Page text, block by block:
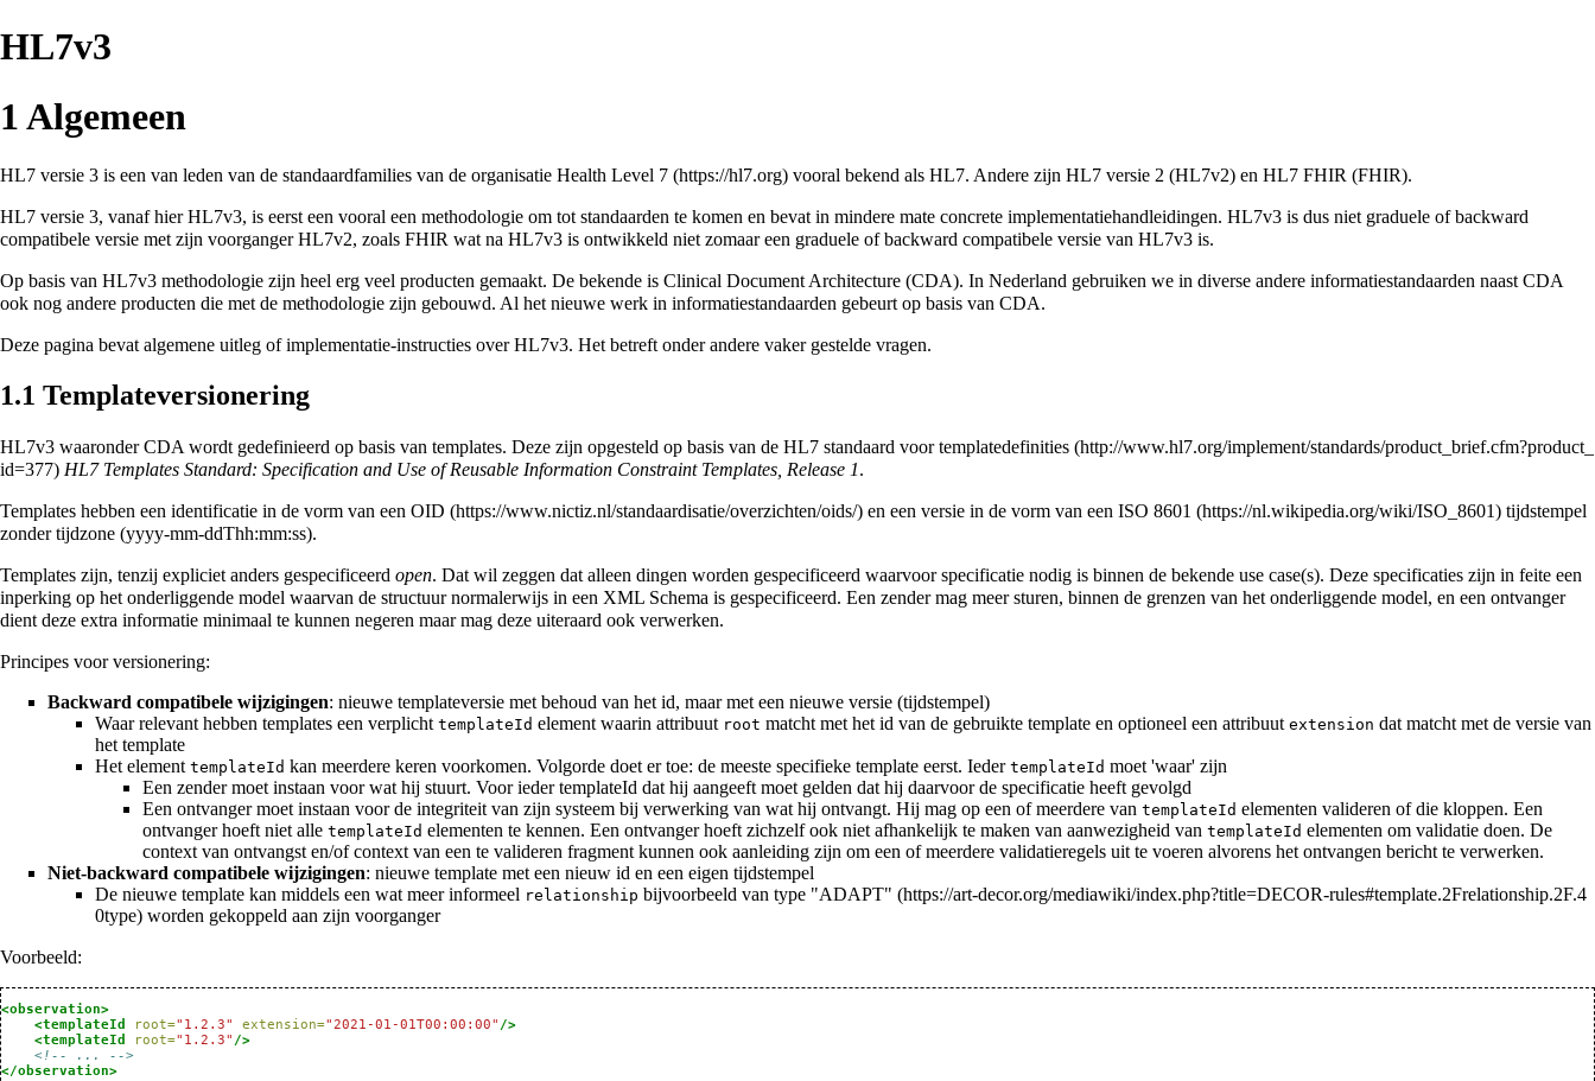
HL7v3
1Algemeen
HL7 versie 3 is een van leden van de standaardfamilies van de organisatie Health Level 7 vooral bekend als HL7. Andere zijn HL7 versie 2 (HL7v2) en HL7 FHIR (FHIR).
HL7 versie 3, vanaf hier HL7v3, is eerst een vooral een methodologie om tot standaarden te komen en bevat in mindere mate concrete implementatiehandleidingen. HL7v3 is dus niet graduele of backward
compatibele versie met zijn voorganger HL7v2, zoals FHIR wat na HL7v3 is ontwikkeld niet zomaar een graduele of backward compatibele versie van HL7v3 is.
Op basis van HL7v3 methodologie zijn heel erg veel producten gemaakt. De bekende is Clinical Document Architecture (CDA). In Nederland gebruiken we in diverse andere informatiestandaarden naast CDA
ook nog andere producten die met de methodologie zijn gebouwd. Al het nieuwe werk in informatiestandaarden gebeurt op basis van CDA.
Deze pagina bevat algemene uitleg of implementatie-instructies over HL7v3. Het betreft onder andere vaker gestelde vragen.
1.1 Templateversionering
HL7v3 waaronder CDA wordt gedefinieerd op basis van templates. Deze zijn opgesteld op basis van de HL7 standaard voor templatedefinities
HL7 Templates Standard: Specification and Use of Reusable Information Constraint Templates, Release 1.
Templates hebben een identificatie in de vorm van een OID en een versie in de vorm van een ISO 8601
tijdstempel
zonder tijdzone (yyyy-mm-ddThh:mm:ss).
Templates zijn, tenzij expliciet anders gespecificeerd open. Dat wil zeggen dat alleen dingen worden gespecificeerd waarvoor specificatie nodig is binnen de bekende use case(s). Deze specificaties zijn in feite een
inperking op het onderliggende model waarvan de structuur normalerwijs in een XML Schema is gespecificeerd. Een zender mag meer sturen, binnen de grenzen van het onderliggende model, en een ontvanger
dient deze extra informatie minimaal te kunnen negeren maar mag deze uiteraard ook verwerken.
Principes voor versionering:
Backward compatibele wijzigingen: nieuwe templateversie met behoud van het id, maar met een nieuwe versie (tijdstempel)
Waar relevant hebben templates een verplicht templateId element waarin attribuut root matcht met het id van de gebruikte template en optioneel een attribuut extension dat matcht met de versie van
het template
Het element templateId kan meerdere keren voorkomen. Volgorde doet er toe: de meeste specifieke template eerst. Ieder templateId moet 'waar' zijn
Een zender moet instaan voor wat hij stuurt. Voor ieder templateId dat hij aangeeft moet gelden dat hij daarvoor de specificatie heeft gevolgd
Een ontvanger moet instaan voor de integriteit van zijn systeem bij verwerking van wat hij ontvangt. Hij mag op een of meerdere van templateId elementen valideren of die kloppen. Een
ontvanger hoeft niet alle templateId elementen te kennen. Een ontvanger hoeft zichzelf ook niet afhankelijk te maken van aanwezigheid van templateId elementen om validatie doen. De
context van ontvangst en/of context van een te valideren fragment kunnen ook aanleiding zijn om een of meerdere validatieregels uit te voeren alvorens het ontvangen bericht te verwerken.
Niet-backward compatibele wijzigingen: nieuwe template met een nieuw id en een eigen tijdstempel
De nieuwe template kan middels een wat meer informeel relationship bijvoorbeeld van type "ADAPT"
worden gekoppeld aan zijn voorganger
Voorbeeld:
<observation>
<templateId
root="1.2.3" extension="2021-01-01T00:00:00" />
<templateId
root="1.2.3" />
<!-- ... -->
</observation>